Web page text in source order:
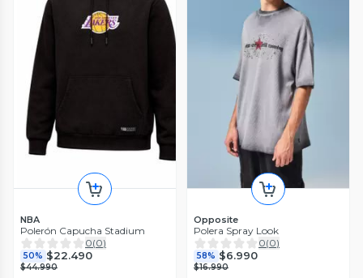
NBA
Polerón Capucha Stadium
0(0)
50% $22.490
$44.990
Opposite
Polera Spray Look
0(0)
58% $6.990
$16.990